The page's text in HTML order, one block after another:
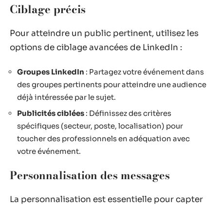
Ciblage précis
Pour atteindre un public pertinent, utilisez les
options de ciblage avancées de LinkedIn :
Groupes LinkedIn : Partagez votre événement dans
des groupes pertinents pour atteindre une audience
déjà intéressée par le sujet.
Publicités ciblées : Définissez des critères
spécifiques (secteur, poste, localisation) pour
toucher des professionnels en adéquation avec
votre événement.
Personnalisation des messages
La personnalisation est essentielle pour capter